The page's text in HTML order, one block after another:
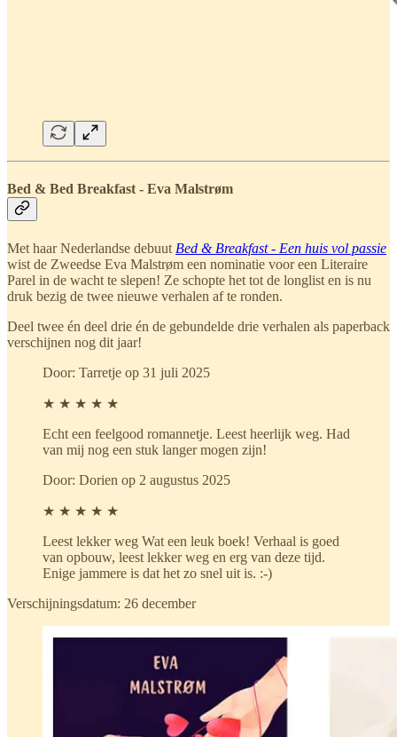
Bed & Bed Breakfast - Eva Malstrøm
Met haar Nederlandse debuut Bed & Breakfast - Een huis vol passie
wist de Zweedse Eva Malstrøm een nominatie voor een Literaire
Parel in de wacht te slepen! Ze schopte het tot de longlist en is nu
druk bezig de twee nieuwe verhalen af te ronden.
Deel twee én deel drie én de gebundelde drie verhalen als paperback
verschijnen nog dit jaar!
Door: Tarretje op 31 juli 2025
★ ★ ★ ★ ★
Echt een feelgood romannetje. Leest heerlijk weg. Had
van mij nog een stuk langer mogen zijn!
Door: Dorien op 2 augustus 2025
★ ★ ★ ★ ★
Leest lekker weg Wat een leuk boek! Verhaal is goed
van opbouw, leest lekker weg en erg van deze tijd.
Enige jammere is dat het zo snel uit is. :-)
Verschijningsdatum: 26 december